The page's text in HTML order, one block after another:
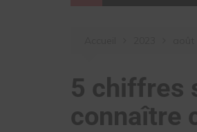
5 chiffres
connaître